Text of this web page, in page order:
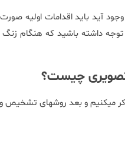
آید باید اقدامات اولیه
داشته باشید که هنگام زنگ
چیست؟
میکنیم و بعد روشهای تشخیص